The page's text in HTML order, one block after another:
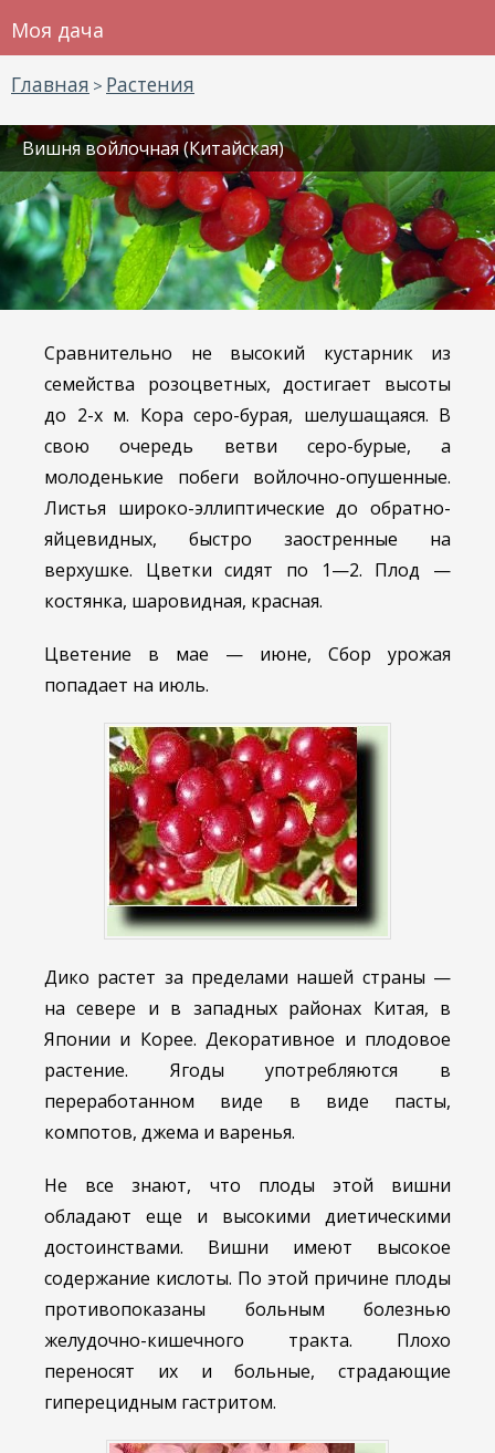
Моя дача
Главная > Растения
Вишня войлочная (Китайская)
Сравнительно не высокий кустарник из
семейства розоцветных, достигает высоты
до 2-х м. Кора серо-бурая, шелушащаяся. В
свою очередь ветви серо-бурые, а
молоденькие побеги войлочно-опушенные.
Листья широко-эллиптические до обратно-
яйцевидных, быстро заостренные на
верхушке. Цветки сидят по 1—2. Плод —
костянка, шаровидная, красная.
Цветение в мае — июне, Сбор урожая
попадает на июль.
Дико растет за пределами нашей страны —
на севере и в западных районах Китая, в
Японии и Корее. Декоративное и плодовое
растение. Ягоды употребляются в
переработанном виде в виде пасты,
компотов, джема и варенья.
Не все знают, что плоды этой вишни
обладают еще и высокими диетическими
достоинствами. Вишни имеют высокое
содержание кислоты. По этой причине плоды
противопоказаны больным болезнью
желудочно-кишечного тракта. Плохо
переносят их и больные, страдающие
гиперецидным гастритом.